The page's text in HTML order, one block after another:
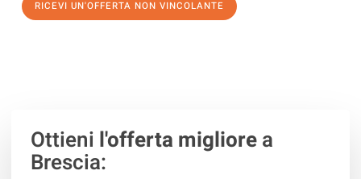
RICEVI UN'OFFERTA NON VINCOLANTE
Ottieni l'offerta migliorea
Brescia: